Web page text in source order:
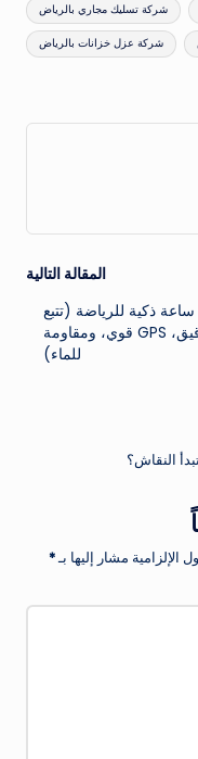
شركة تسليك مجاري بالرياض
شركة عزل خزانات بالرياض
المقالة التالية
ذكية للرياضة (تتبع
دقيق، GPS قوي، ومقاومة
للماء)
النقاش؟
الإلزامية مشار إليها بـ*